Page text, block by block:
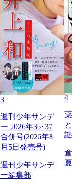
3
週刊少年サンデ
ー 2026年36･37
合併号(2026年8
月5日発売号)
週刊少年サンデ
ー編集部
4
薬
と
謎
倉
夏